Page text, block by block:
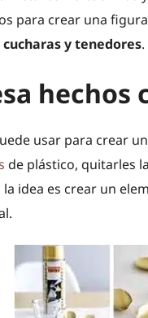
para crear una
y tenedores.
hechos
usar para crear
de plástico, quitarles
idea es crear un